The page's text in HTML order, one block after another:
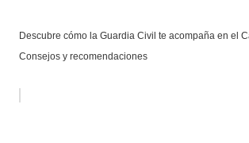
Descubre cómo la Guardia Civil te acompaña en el
Consejos y recomendaciones